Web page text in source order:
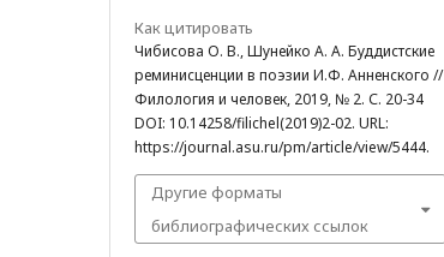
Как цитировать
Чибисова О. В., Шунейко А. А. Буддистские
реминисценции в поэзии И.Ф. Анненского //
Филология и человек, 2019, № 2. С. 20-34
DOI: 10.14258/filichel(2019)2-02. URL:
https://journal.asu.ru/pm/article/view/5444.
Другие форматы
библиографических ссылок